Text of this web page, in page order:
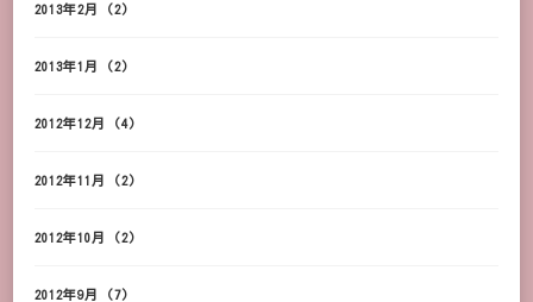
2013年2月 (2)
2013年1月 (2)
2012年12月 (4)
2012年11月 (2)
2012年10月 (2)
2012年9月 (7)